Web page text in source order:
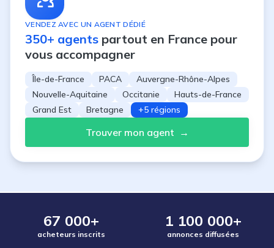
VENDEZ AVEC UN AGENT DÉDIÉ
350+ agents partout en France pour
vous accompagner
Île-de-France PACA
Auvergne-Rhône-Alpes
Nouvelle-Aquitaine
Occitanie
Hauts-de-France
Grand Est
Bretagne +5 régions
Trouver mon agent →
67 000+
acheteurs inscrits
1 100 000+
annonces diffusées